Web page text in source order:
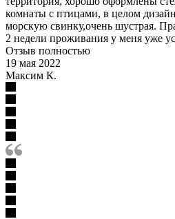
комнаты с птицами, в целом
морскую свинку,очень шустрая.
2 недели проживания у меня уже
Отзыв полностью
19 мая 2022
Максим К.